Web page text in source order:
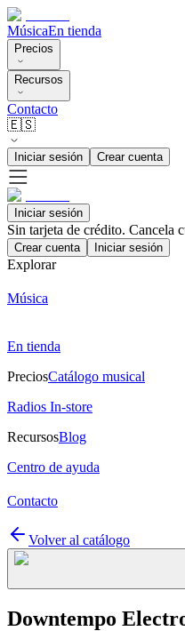
MúsicaEn tienda
Precios
Recursos
Contacto
🇪🇸
Iniciar sesión Crear cuenta
Iniciar sesión
Sin tarjeta de crédito. Cancela
Crear cuenta Iniciar sesión
Explorar
Música
En tienda
PreciosCatálogo musical
Radios In-store
RecursosBlog
Centro de ayuda
Contacto
Volver al catálogo
Downtempo